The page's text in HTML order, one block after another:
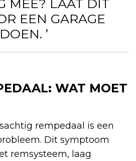
MEE? LAAT DIT
EEN GARAGE
DOEN. ’
WAT MOET
rempedaal is een
Dit symptoom
remsysteem, laag